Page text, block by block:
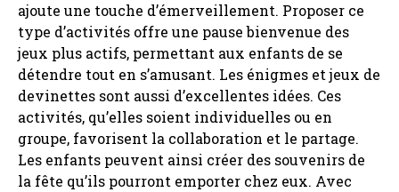
ajoute une touche d’émerveillement. Proposer ce
type d’activités offre une pause bienvenue des
jeux plus actifs, permettant aux enfants de se
détendre tout en s’amusant. Les énigmes et jeux de
devinettes sont aussi d’excellentes idées. Ces
activités, qu’elles soient individuelles ou en
groupe, favorisent la collaboration et le partage.
Les enfants peuvent ainsi créer des souvenirs de
la fête qu’ils pourront emporter chez eux. Avec